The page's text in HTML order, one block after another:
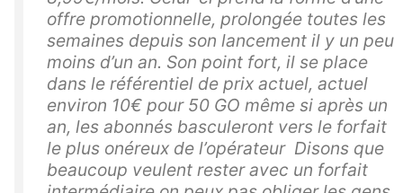
offre promotionnelle, prolongée toutes les
semaines depuis son lancement il y un peu
moins d’un an. Son point fort, il se place
dans le référentiel de prix actuel, actuel
environ 10€ pour 50 GO même si après un
an, les abonnés basculeront vers le forfait
le plus onéreux de l’opérateur Disons que
beaucoup veulent rester avec un forfait